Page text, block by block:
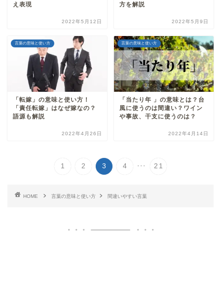
え表現
2022年5月12日
方を解説
2022年5月9日
言葉の意味と使い方
「転嫁」の意味と使い方！
「責任転嫁」はなぜ嫁なの？
語源も解説
2022年4月26日
言葉の意味と使い方
「当たり年 」の意味とは？台
風に使うのは間違い？ワイン
や事故、干支に使うのは？
2022年4月14日
1 2 3 4 ... 21
HOME 言葉の意味と使い方 間違いやすい言葉